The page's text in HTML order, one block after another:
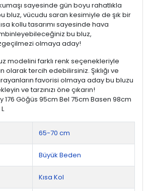
sayesinde gün boyu rahatlıkla
bluz, vücudu saran kesimiyle de şık bir
kollu tasarımı sayesinde hava
bu bluz,
olmaya aday!
modelini farklı renk seçenekleriyle
olarak tercih edebilirsiniz. Şıklığı ve
favorisi olmaya aday bu bluzu
ve tarzınızı öne çıkarın!
176 Göğüs 95cm Bel 75cm Basen 98cm
65-70 cm
Büyük Beden
Kısa Kol